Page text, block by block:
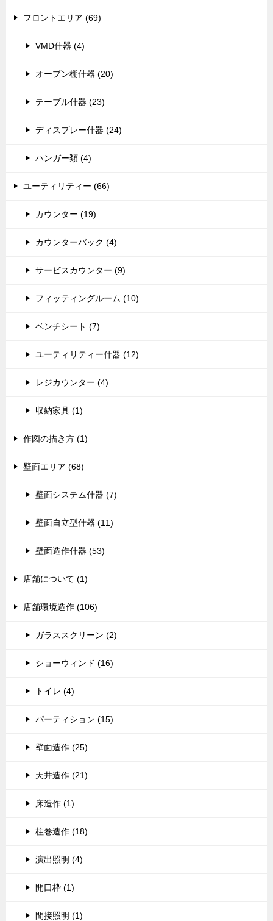
フロントエリア (69)
VMD什器 (4)
オープン棚什器 (20)
テーブル什器 (23)
ディスプレー什器 (24)
ハンガー類 (4)
ユーティリティー (66)
カウンター (19)
カウンターバック (4)
サービスカウンター (9)
フィッティングルーム (10)
ベンチシート (7)
ユーティリティー什器 (12)
レジカウンター (4)
収納家具 (1)
作図の描き方 (1)
壁面エリア (68)
壁面システム什器 (7)
壁面自立型什器 (11)
壁面造作什器 (53)
店舗について (1)
店舗環境造作 (106)
ガラススクリーン (2)
ショーウィンド (16)
トイレ (4)
パーティション (15)
壁面造作 (25)
天井造作 (21)
床造作 (1)
柱巻造作 (18)
演出照明 (4)
開口枠 (1)
間接照明 (1)